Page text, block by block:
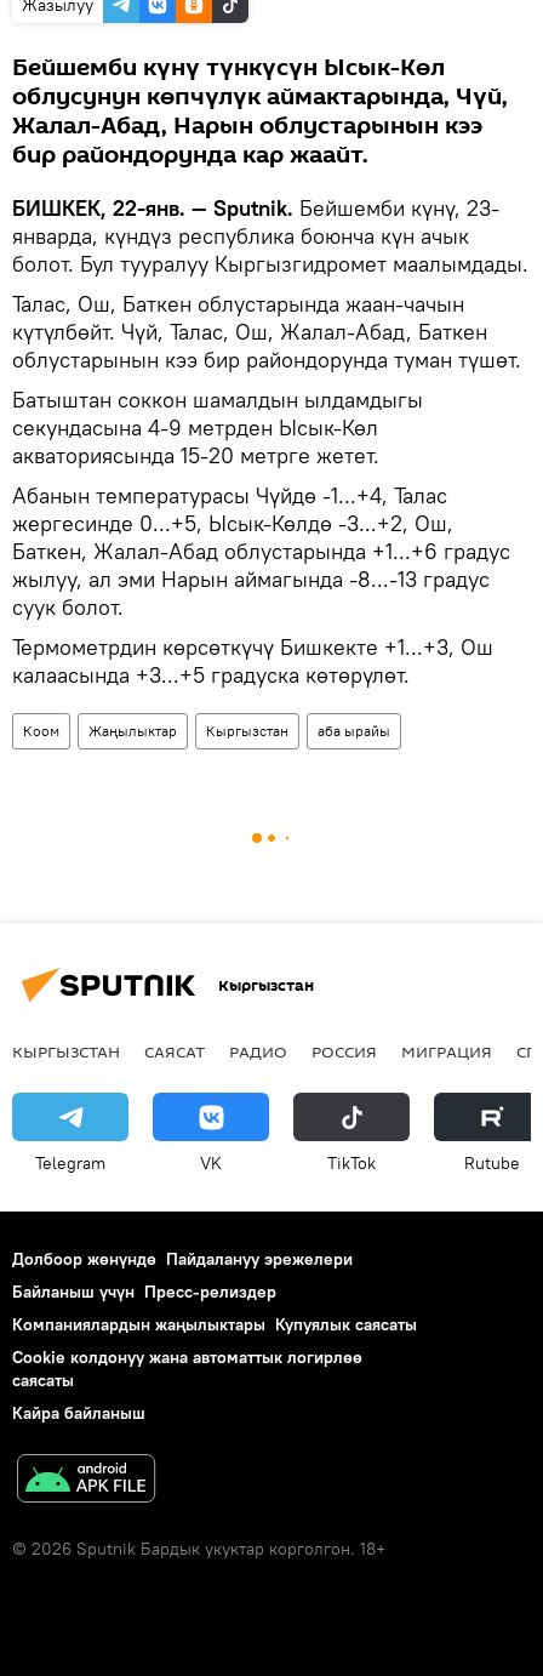
Жазылуу
Бейшемби күнү түнкүсүн Ысык-Көл
облусунун көпчүлүк аймактарында, Чүй,
Жалал-Абад, Нарын облустарынын кээ
бир райондорунда кар жаайт.
БИШКЕК, 22-янв. — Sputnik. Бейшемби күнү, 23-
январда, күндүз республика боюнча күн ачык
болот. Бул тууралуу Кыргызгидромет маалымдады.
Талас, Ош, Баткен облустарында жаан-чачын
күтүлбөйт. Чүй, Талас, Ош, Жалал-Абад, Баткен
облустарынын кээ бир райондорунда туман түшөт.
Батыштан соккон шамалдын ылдамдыгы
секундасына 4-9 метрден Ысык-Көл
акваториясында 15-20 метрге жетет.
Абанын температурасы Чүйдө -1...+4, Талас
жергесинде 0...+5, Ысык-Көлдө -3...+2, Ош,
Баткен, Жалал-Абад облустарында +1...+6 градус
жылуу, ал эми Нарын аймагында -8...-13 градус
суук болот.
Термометрдин көрсөткүчү Бишкекте +1...+3, Ош
калаасында +3...+5 градуска көтөрүлөт.
Коом Жаңылыктар Кыргызстан аба ырайы
Кыргызстан
КЫРГЫЗСТАН САЯСАТ РАДИО РОССИЯ МИГРАЦИЯ
Telegram VK ТikТоk Rutube
Долбоор жөнүндө Пайдалануу эрежелери
Байланыш үчүн Пресс-релиздер
Компаниялардын жаңылыктары Купуялык саясаты
Cookie колдонуу жана автоматтык логирлөө
саясаты
Кайра байланыш
© 2026 Sputnik Бардык укуктар корголгон. 18+